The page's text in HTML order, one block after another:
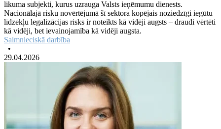
likuma subjekti, kurus uzrauga Valsts ieņēmumu dienests.
Nacionālajā risku novērtējumā šī sektora kopējais noziedzīgi iegūtu
līdzekļu legalizācijas risks ir noteikts kā vidēji augsts – draudi vērtēti
kā vidēji, bet ievainojamība kā vidēji augsta.
Saimnieciskā darbība
•
29.04.2026